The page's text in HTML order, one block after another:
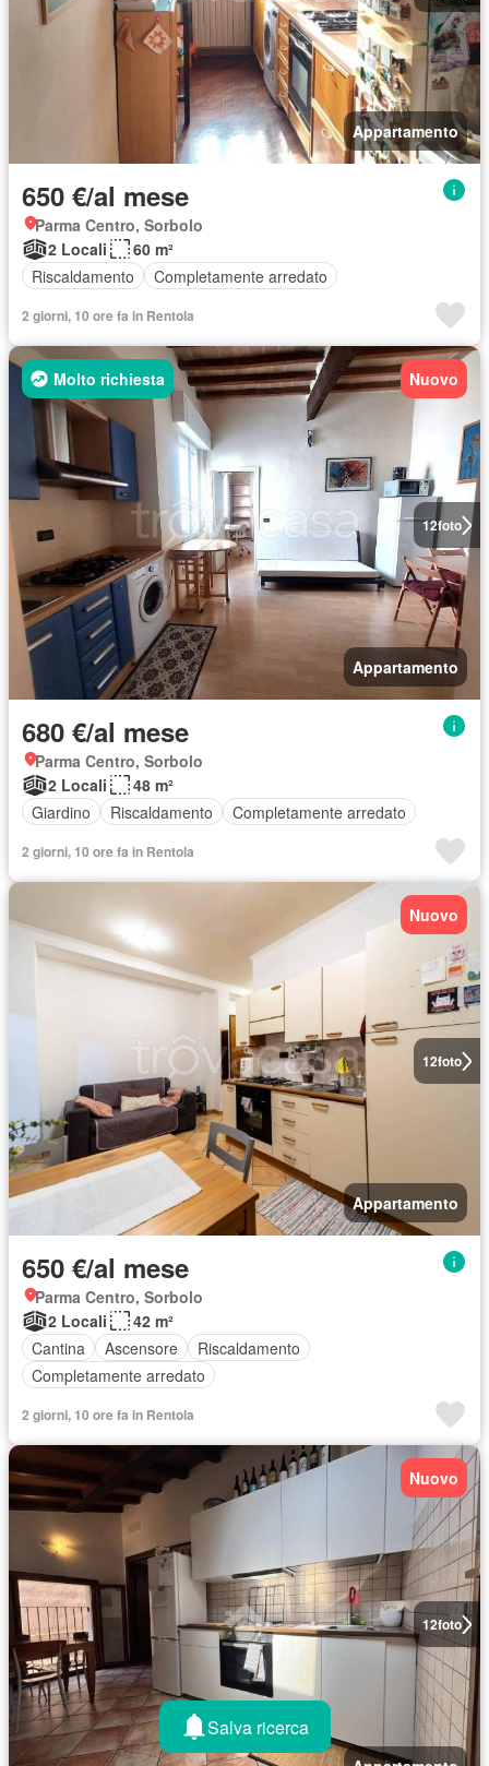
Appartamento
650 €/al mese
Parma Centro, Sorbolo
2 Locali
60 m²
Riscaldamento
Completamente arredato
2 giorni, 10 ore fa in Rentola
12foto
Molto richiesta Nuovo
Appartamento
680 €/al mese
Parma Centro, Sorbolo
2 Locali
48 m²
Giardino
Riscaldamento Completamente arredato
2 giorni, 10 ore fa in Rentola
12foto
Nuovo
Appartamento
650 €/al mese
Parma Centro, Sorbolo
2 Locali
42 m²
Cantina
Ascensore
Riscaldamento
Completamente arredato
2 giorni, 10 ore fa in Rentola
12foto
Nuovo
Salva ricerca